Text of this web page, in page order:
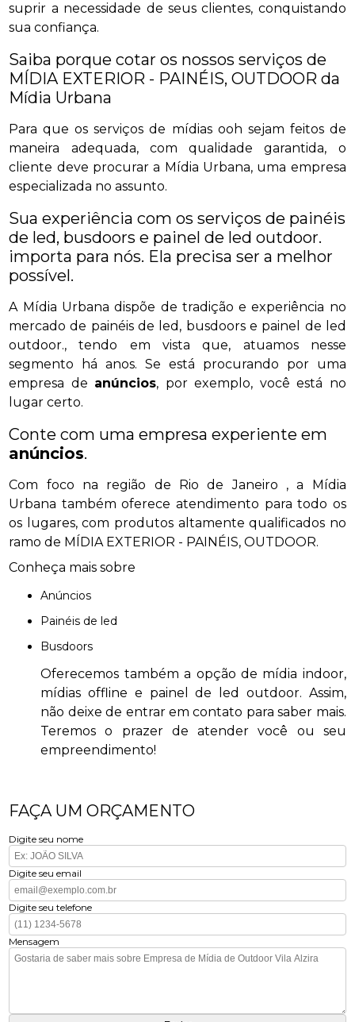
suprir a necessidade de seus clientes, conquistando
sua confiança.
Saiba porque cotar os nossos serviços de
MÍDIA EXTERIOR - PAINÉIS, OUTDOOR da
Mídia Urbana
Para que os serviços de mídias ooh sejam feitos de
maneira adequada, com qualidade garantida, o
cliente deve procurar a Mídia Urbana, uma empresa
especializada no assunto.
Sua experiência com os serviços de painéis
de led, busdoors e painel de led outdoor.
importa para nós. Ela precisa ser a melhor
possível.
A Mídia Urbana dispõe de tradição e experiência no
mercado de painéis de led, busdoors e painel de led
outdoor., tendo em vista que, atuamos nesse
segmento há anos. Se está procurando por uma
empresa de anúncios, por exemplo, você está no
lugar certo.
Conte com uma empresa experiente em
anúncios.
Com foco na região de Rio de Janeiro , a Mídia
Urbana também oferece atendimento para todo os
os lugares, com produtos altamente qualificados no
ramo de MÍDIA EXTERIOR - PAINÉIS, OUTDOOR.
Conheça mais sobre
anúncios
painéis de led
busdoors
Oferecemos também a opção de mídia indoor,
mídias offline e painel de led outdoor. Assim,
não deixe de entrar em contato para saber mais.
Teremos o prazer de atender você ou seu
empreendimento!
FAÇA UM ORÇAMENTO
Digite seu nome
Digite seu email
Digite seu telefone
Mensagem